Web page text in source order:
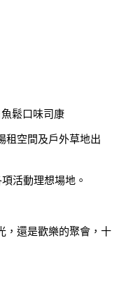
鬆口味司康
租空間及戶外草地出
活動理想場地。
，還是歡樂的聚會，十